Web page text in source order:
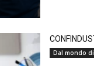
Dal mondo